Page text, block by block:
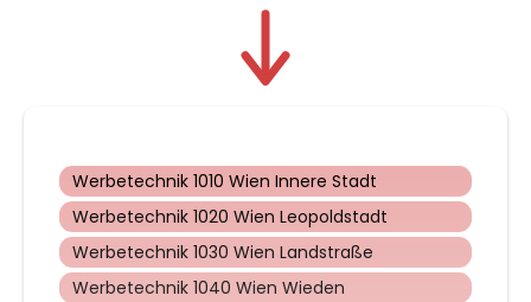
Werbetechnik 1010 Wien Innere Stadt
Werbetechnik 1020 Wien Leopoldstadt
Werbetechnik 1030 Wien Landstraße
Werbetechnik 1040 Wien Wieden